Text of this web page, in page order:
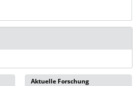
Aktuelle Forschung